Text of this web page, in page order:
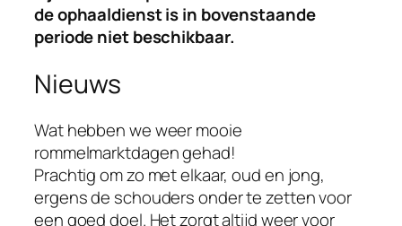
de ophaaldienst is in bovenstaande
periode niet beschikbaar.
Nieuws
Wat hebben we weer mooie
rommelmarktdagen gehad!
Prachtig om zo met elkaar, oud en jong,
ergens de schouders onder te zetten voor
een goed doel. Het zorgt altijd weer voor